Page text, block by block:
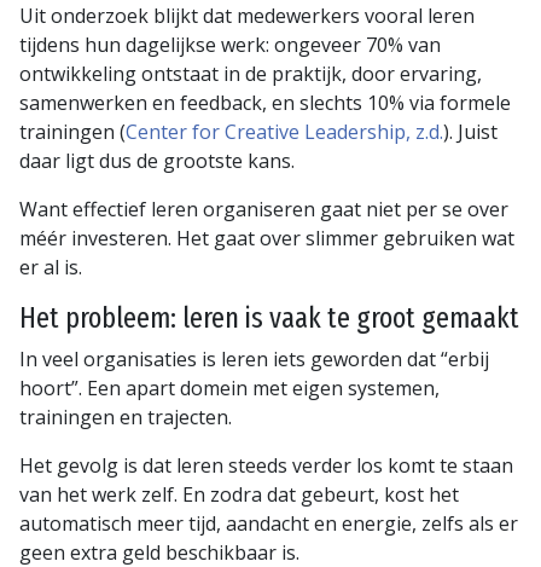
Uit onderzoek blijkt dat medewerkers vooral leren
tijdens hun dagelijkse werk: ongeveer 70% van
ontwikkeling ontstaat in de praktijk, door ervaring,
samenwerken en feedback, en slechts 10% via formele
trainingen (Center for Creative Leadership, z.d.). Juist
daar ligt dus de grootste kans.
Want effectief leren organiseren gaat niet per se over
méér investeren. Het gaat over slimmer gebruiken wat
er al is.
Het probleem: leren is vaak te groot gemaakt
In veel organisaties is leren iets geworden dat “erbij
hoort”. Een apart domein met eigen systemen,
trainingen en trajecten.
Het gevolg is dat leren steeds verder los komt te staan
van het werk zelf. En zodra dat gebeurt, kost het
automatisch meer tijd, aandacht en energie, zelfs als er
geen extra geld beschikbaar is.